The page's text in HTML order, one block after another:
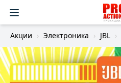
Акции Электроника JBL